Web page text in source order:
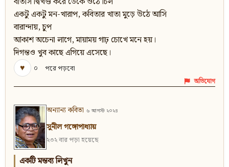
একটু একটু মন-খারাপ, কবিতার খাতা মুড়ে উঠে আসি
বারান্দায়, চুপ
আকাশ অচেনা লাগে, মায়াময় গাঢ় চোখে মনে হয়।
দিগন্তও খুব কাছে এগিয়ে এসেছে।
♥
০ পরে পড়বো
অভিযোগ
অন্যান্য কবিতা ৬ আগস্ট ২০২৪
সুনীল গঙ্গোপাধ্যায়
২৩২ বার পড়া হয়েছে
একটি মন্তব্য লিখুন